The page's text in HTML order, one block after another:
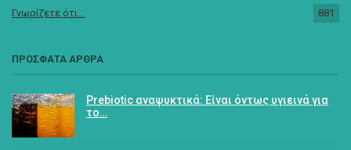
Γνωρίζετε ότι... 881
ΠΡΟΣΦΑΤΑ ΑΡΘΡΑ
Prebiotic αναψυκτικά: Είναι όντως υγιεινά για
το…